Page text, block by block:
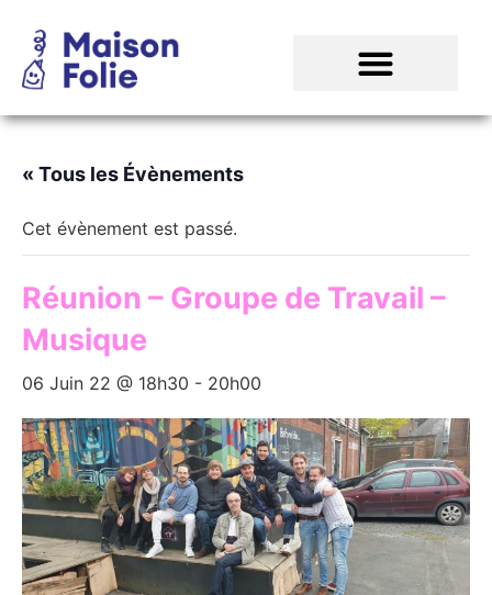
« Tous les Évènements
Cet évènement est passé.
Réunion – Groupe de Travail –
Musique
06 Juin 22 @ 18h30 - 20h00